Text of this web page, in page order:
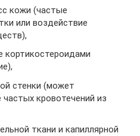
кожи (частые
или воздействие
кортикостероидами
стенки (может
кровотечений из
ткани и капиллярной